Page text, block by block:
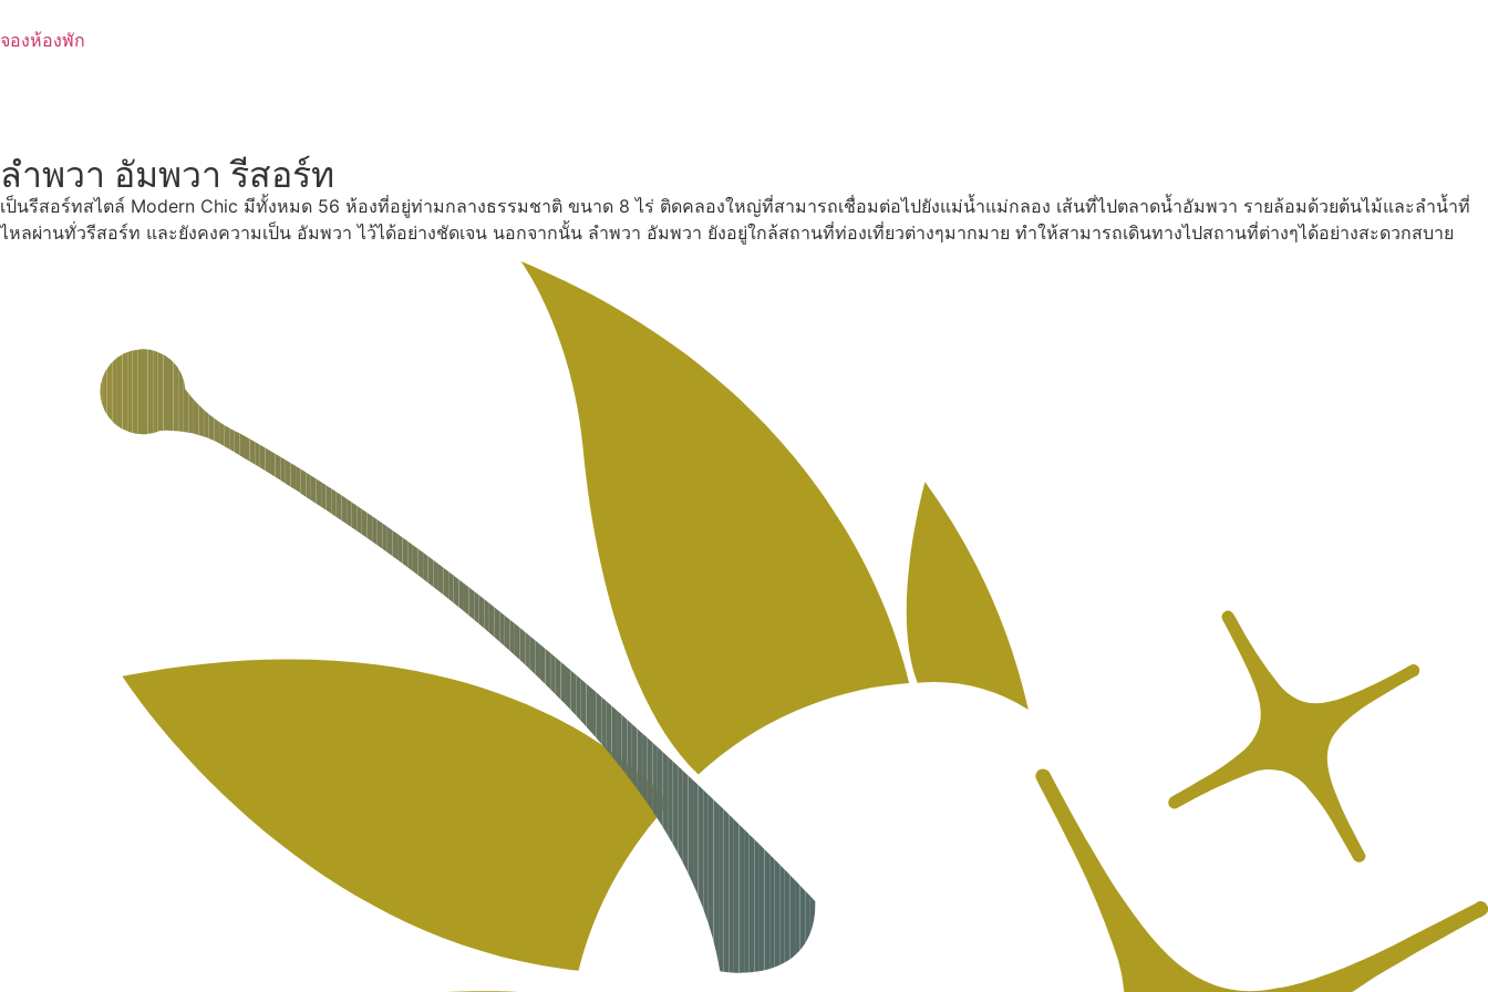
to
จองห้องพัก
ลำพวา อัมพวา รีสอร์ท
เป็นรีสอร์ทสไตล์ Modern Chic มีทั้งหมด 56 ห้องที่อยู่ท่ามกลางธรรมชาติ ขนาด 8 ไร่ ติดคลองใหญ่ที่สามารถเชื่อมต่อไปยังแม่น้ำแม่กลอง เส้นที่ไปตลาดน้ำอัมพวา รายล้อมด้วยต้นไม้และลำน้ำที่
ไหลผ่านทั่วรีสอร์ท และยังคงความเป็น อัมพวา ไว้ได้อย่างชัดเจน นอกจากนั้น ลำพวา อัมพวา ยังอยู่ใกล้สถานที่ท่องเที่ยวต่างๆมากมาย ทำให้สามารถเดินทางไปสถานที่ต่างๆได้อย่างสะดวกสบาย